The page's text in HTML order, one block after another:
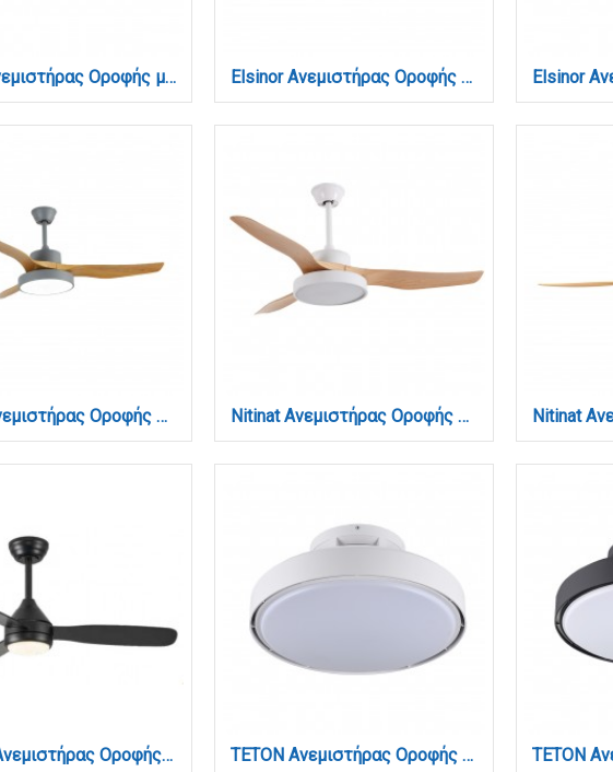
Denali Ανεμιστήρας Οροφής με LED 24W, DC Μοτέρ & Smart App - Λευκό/Ξύλο (102000710) Elsinor Ανεμιστήρας Οροφής με LED 15W, DC Μοτέρ & Smart App - Λευκό/Ξύλο (102000410)
Nitinat Ανεμιστήρας Οροφής με LED 25W, DC Μοτέρ & Smart App - Γκρι/Ξύλο (102000230) Nitinat Ανεμιστήρας Οροφής με LED 25W, DC Μοτέρ & Smart App - Λευκό/Ξύλο (102000210)
SIERRA Ανεμιστήρας Οροφής με LED 20W, DC Μοτέρ & Smart App - Μαύρο (102000820) TETON Ανεμιστήρας Οροφής Bladeless Λευκό 56W LED 5900lm 3CCT App Control (101001020)